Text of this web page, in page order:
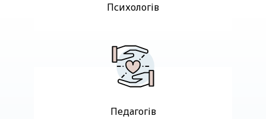
Психологів
Педагогів